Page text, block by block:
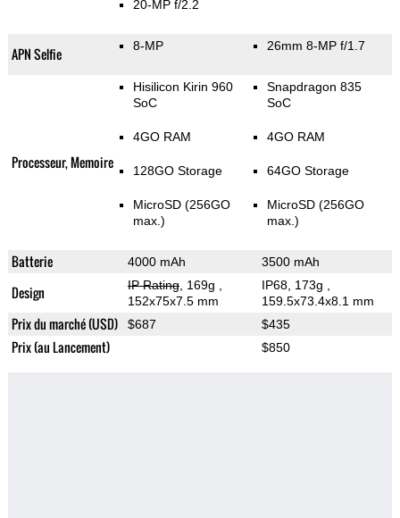
20-MP f/2.2
APN Selfie 8-MP 26mm 8-MP f/1.7
Processeur, Memoire
Hisilicon Kirin 960
SoC
4GO RAM
128GO Storage
MicroSD (256GO
max.)
Snapdragon 835
SoC
4GO RAM
64GO Storage
MicroSD (256GO
max.)
Batterie 4000 mAh 3500 mAh
Design IP Rating, 169g
152x75x7.5 mm
IP68, 173g
159.5x73.4x8.1 mm
Prix du marché (USD) $687 $435
Prix (au Lancement) $850